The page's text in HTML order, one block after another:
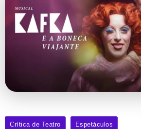
Crítica de Teatro Espetáculos